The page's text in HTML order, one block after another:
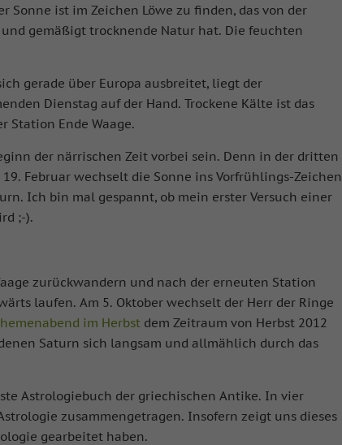
Sonne ist im Zeichen Löwe zu finden, das von der
gemäßigt trocknende Natur hat. Die feuchten
gerade über Europa ausbreitet, liegt der
Dienstag auf der Hand. Trockene Kälte ist das
Station Ende Waage.
der närrischen Zeit vorbei sein. Denn in der dritten
Februar wechselt die Sonne ins Vorfrühlings-Zeichen
Ich bin mal gespannt, ob mein erster Versuch einer
;-).
zurückwandern und nach der erneuten Station
laufen. Am 5. Oktober wechselt der Herr der Ringe
im Herbst dem Zeitraum von Herbst 2012
Saturn sich langsam und allmählich durch das
Astrologiebuch der griechischen Antike. In vier
zusammengetragen. Insofern zeigt uns dieses
gearbeitet haben.